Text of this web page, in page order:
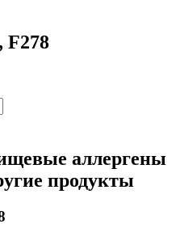
F278
аллергены
продукты